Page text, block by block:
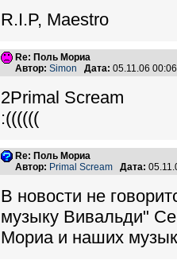
R.I.P, Maestro
Re: Поль Мориа
Автор: Simon Дата: 05.11.06
2Primal Scream
:((((((
Re: Поль Мориа
Автор: Primal Scream Дата:
В новости не
музыку Вивальди"
Мориа и наших